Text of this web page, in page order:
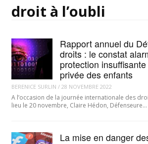
droit à l’oubli
Rapport annuel du
droits : le constat
protection
privée des enfants
BERENICE SURLIN / 28 NOVEMBRE 2022
A l’occasion de la journée internationale des
lieu le 20 novembre, Claire Hédon, Défenseure…
La mise en danger